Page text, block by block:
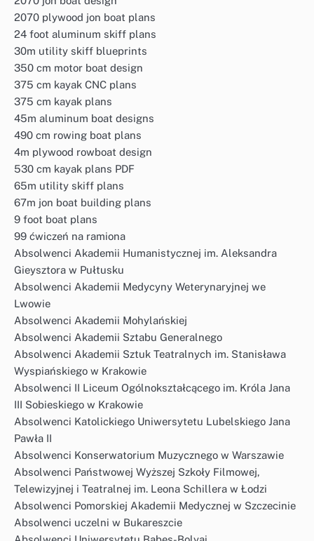
2070 plywood jon boat plans
24 foot aluminum skiff plans
30m utility skiff blueprints
350 cm motor boat design
375 cm kayak CNC plans
375 cm kayak plans
45m aluminum boat designs
490 cm rowing boat plans
4m plywood rowboat design
530 cm kayak plans PDF
65m utility skiff plans
67m jon boat building plans
9 foot boat plans
99 ćwiczeń na ramiona
Absolwenci Akademii Humanistycznej im. Aleksandra
Gieysztora w Pułtusku
Absolwenci Akademii Medycyny Weterynaryjnej we
Lwowie
Absolwenci Akademii Mohylańskiej
Absolwenci Akademii Sztabu Generalnego
Absolwenci Akademii Sztuk Teatralnych im. Stanisława
Wyspiańskiego w Krakowie
Absolwenci II Liceum Ogólnokształcącego im. Króla Jana
III Sobieskiego w Krakowie
Absolwenci Katolickiego Uniwersytetu Lubelskiego Jana
Pawła II
Absolwenci Konserwatorium Muzycznego w Warszawie
Absolwenci Państwowej Wyższej Szkoły Filmowej,
Telewizyjnej i Teatralnej im. Leona Schillera w Łodzi
Absolwenci Pomorskiej Akademii Medycznej w Szczecinie
Absolwenci uczelni w Bukareszcie